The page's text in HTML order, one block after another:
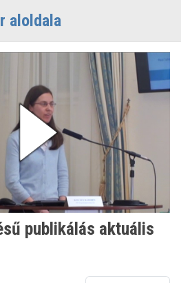
aloldala
publikálás aktuális